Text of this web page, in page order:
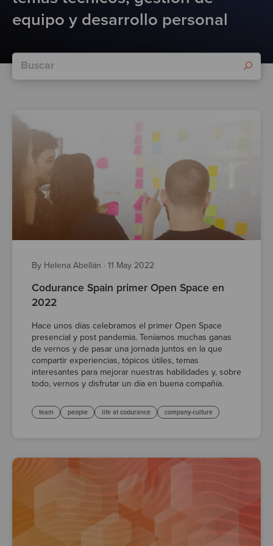
equipo y desarrollo personal
By Helena Abellán · 11 May 2022
Codurance Spain primer Open Space en
2022
Hace unos días celebramos el primer Open Space
presencial y post pandemia. Teníamos muchas ganas
de vernos y de pasar una jornada juntos en la que
compartir experiencias, tópicos útiles, temas
interesantes para mejorar nuestras habilidades y, sobre
todo, vernos y disfrutar un día en buena compañía.
team people life at codurance company-culture